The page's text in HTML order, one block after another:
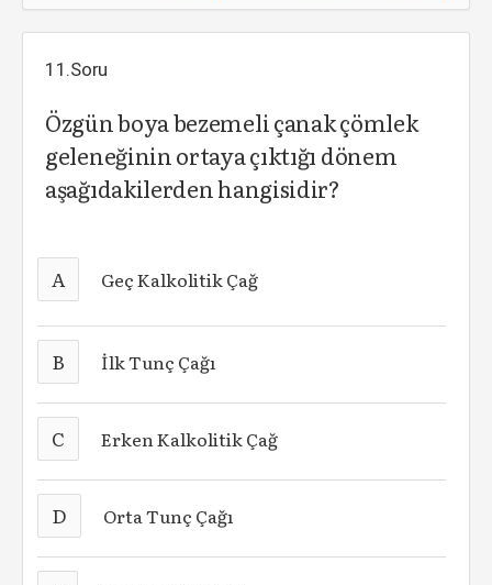
11.Soru
Özgün boya bezemeli çanak çömlek
geleneğinin ortaya çıktığı dönem
aşağıdakilerden hangisidir?
A Geç Kalkolitik Çağ
B İlk Tunç Çağı
C Erken Kalkolitik Çağ
D Orta Tunç Çağı